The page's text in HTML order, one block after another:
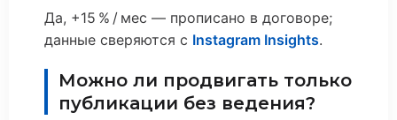
Да, +15 % / мес — прописано в договоре;
данные сверяются с Instagram Insights.
Можно ли продвигать только
публикации без ведения?